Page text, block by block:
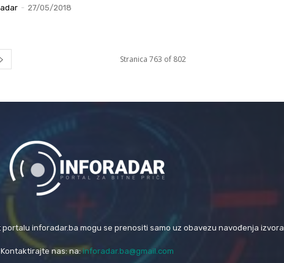
- 27/05/2018
Stranica 763 of 802
inforadar.ba mogu se prenositi samo uz obavezu navođenja izvora.
Kontaktirajte nas: na:inforadar.ba@gmail.com